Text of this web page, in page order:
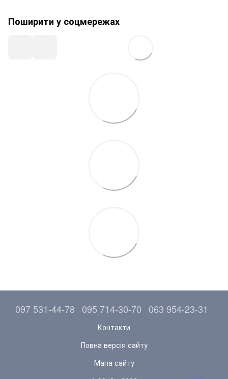
Поширити у соцмережах
097 531-44-78 095 714-30-70 063 954-23-31
Контакти
Повна версія сайту
Мапа сайту